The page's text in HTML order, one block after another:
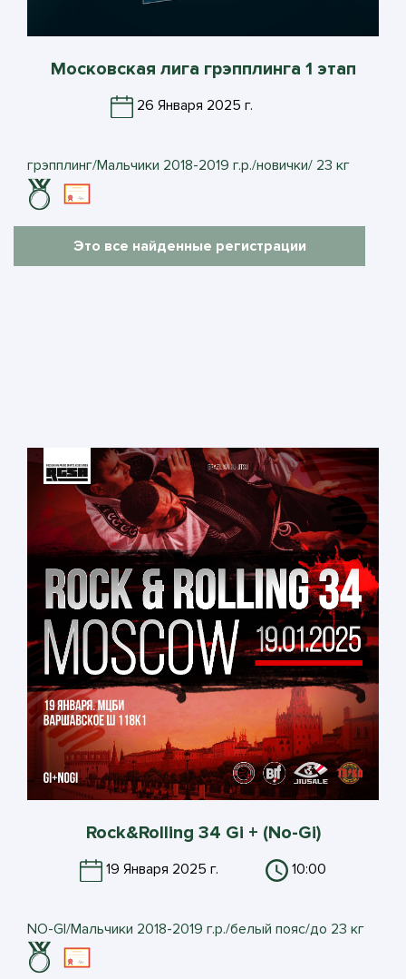
Московская лига грэпплинга 1 этап
26 Января 2025 г.
грэпплинг/Мальчики 2018-2019 г.р./новички/ 23 кг
Это все найденные регистрации
Rock&Rolling 34 Gi + (No-Gi)
19 Января 2025 г. 10:00
NO-GI/Мальчики 2018-2019 г.р./белый пояс/до 23 кг